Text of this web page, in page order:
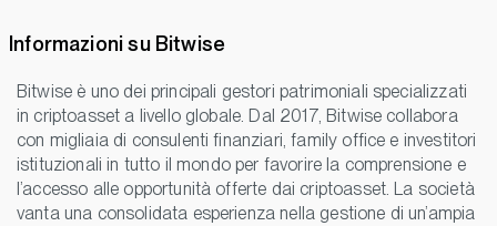
Informazioni su Bitwise
Bitwise è uno dei principali gestori patrimoniali specializzati
in criptoasset a livello globale. Dal 2017, Bitwise collabora
con migliaia di consulenti finanziari, family office e investitori
istituzionali in tutto il mondo per favorire la comprensione e
l’accesso alle opportunità offerte dai criptoasset. La società
vanta una consolidata esperienza nella gestione di un’ampia